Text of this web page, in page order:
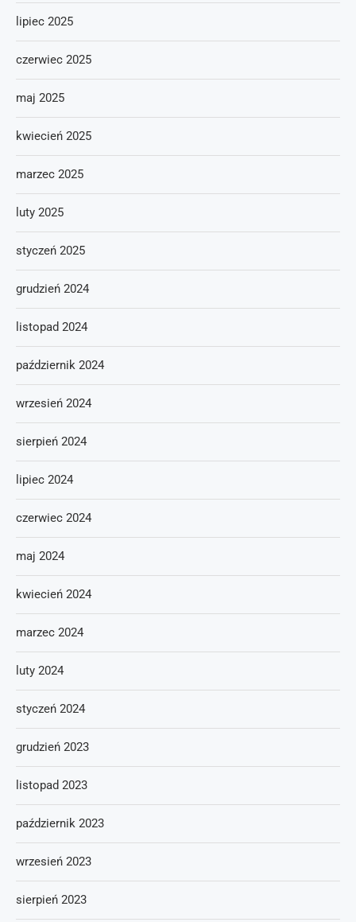
lipiec 2025
czerwiec 2025
maj 2025
kwiecień 2025
marzec 2025
luty 2025
styczeń 2025
grudzień 2024
listopad 2024
październik 2024
wrzesień 2024
sierpień 2024
lipiec 2024
czerwiec 2024
maj 2024
kwiecień 2024
marzec 2024
luty 2024
styczeń 2024
grudzień 2023
listopad 2023
październik 2023
wrzesień 2023
sierpień 2023